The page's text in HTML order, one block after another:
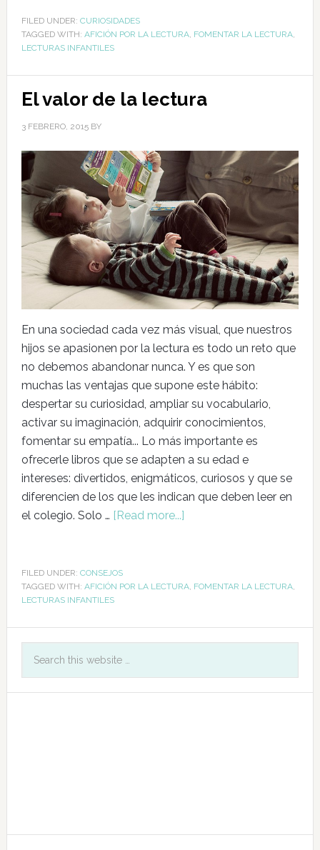
FILED UNDER: CURIOSIDADES
TAGGED WITH: AFICIÓN POR LA LECTURA, FOMENTAR LA LECTURA,
LECTURAS INFANTILES
El valor de la lectura
3 FEBRERO, 2015BY
En una sociedad cada vez más visual, que nuestros
hijos se apasionen por la lectura es todo un reto que
no debemos abandonar nunca. Y es que son
muchas las ventajas que supone este hábito:
despertar su curiosidad, ampliar su vocabulario,
activar su imaginación, adquirir conocimientos,
fomentar su empatía... Lo más importante es
ofrecerle libros que se adapten a su edad e
intereses: divertidos, enigmáticos, curiosos y que se
diferencien de los que les indican que deben leer en
el colegio. Solo … [Read more...]
FILED UNDER: CONSEJOS
TAGGED WITH: AFICIÓN POR LA LECTURA, FOMENTAR LA LECTURA,
LECTURAS INFANTILES